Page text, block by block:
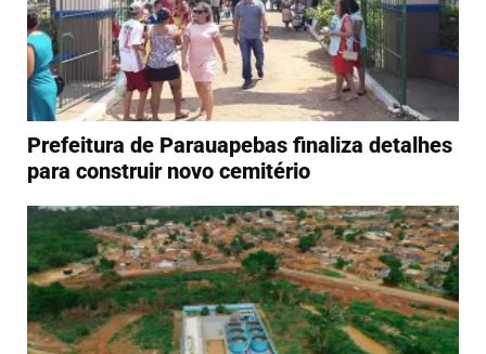
Prefeitura de Parauapebas finaliza detalhes
para construir novo cemitério